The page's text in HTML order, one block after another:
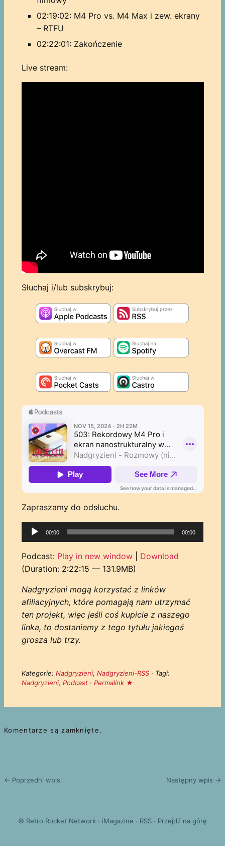
02:19:02: M4 Pro vs. M4 Max i zew. ekrany
– RTFU
02:22:01: Zakończenie
Live stream:
Słuchaj i/lub subskrybuj:
Zapraszamy do odsłuchu.
Odtwarzacz
plików
dźwiękowych
00:00 00:00
Podcast: Play in new window| Download
(Duration: 2:22:15 — 131.9MB)
Nadgryzieni mogą korzystać z linków
afiliacyjnych, które pomagają nam utrzymać
ten projekt, więc jeśli coś kupicie z naszego
linka, to dostaniemy z tego tytułu jakiegoś
grosza lub trzy.
Kategorie: Nadgryzieni, Nadgryzieni-RSS· Tagi:
Nadgryzieni, Podcast· Permalink ★
Komentarze są zamknięte.
← Poprzedni wpis Następny wpis →
© Retro Rocket Network· iMagazine · RSS· Przejdź na górę